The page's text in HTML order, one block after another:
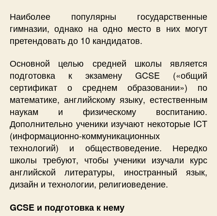
Наиболее популярны государственные
гимназии, однако на одно место в них могут
претендовать до 10 кандидатов.
Основной целью средней школы является
подготовка к экзамену GCSE («общий
сертификат о среднем образовании») по
математике, английскому языку, естественным
наукам и физическому воспитанию.
Дополнительно ученики изучают некоторые ICT
(информационно-коммуникационных
технологий) и обществоведение. Нередко
школы требуют, чтобы ученики изучали курс
английской литературы, иностранный язык,
дизайн и технологии, религиоведение.
GCSE и подготовка к нему